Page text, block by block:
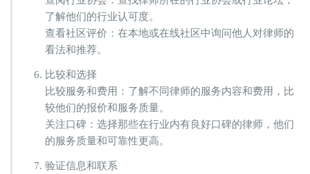
了解他们的行业认可度。
查看社区评价：在本地或在线社区中询问他人对律师的
看法和推荐。
比较和选择
比较服务和费用：了解不同律师的服务内容和费用，比
较他们的报价和服务质量。
关注口碑：选择那些在行业内有良好口碑的律师，他们
的服务质量和可靠性更高。
验证信息和联系